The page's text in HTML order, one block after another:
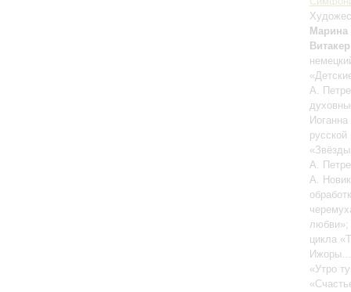
Витакер
А.
А.
А.
любви»;
цикла
«Утро